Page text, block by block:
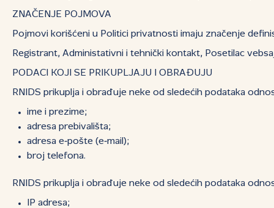
ZNAČENJE POJMOVA
Pojmovi korišćeni u Politici privatnosti imaju značenje
Registrant, Administativni i tehnički kontakt, Posetilac
PODACI KOJI SE PRIKUPLJAJU I OBRAĐUJU
RNIDS prikuplja i obrađuje neke od sledećih podataka
ime i prezime;
adresa prebivališta;
adresa e‑pošte (e‑mail);
broj telefona.
RNIDS prikuplja i obrađuje neke od sledećih podataka
IP adresa;